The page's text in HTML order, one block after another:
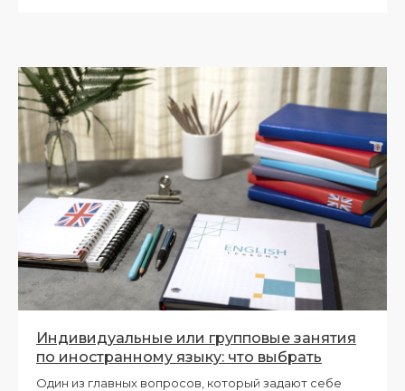
Индивидуальные или групповые занятия
по иностранному языку: что выбрать
Один из главных вопросов, который задают себе